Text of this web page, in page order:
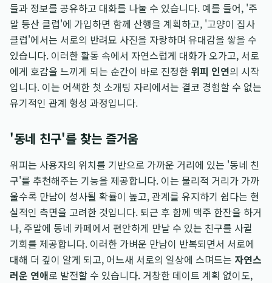
들과 정보를 공유하고 대화를 나눌 수 있습니다. 예를 들어, '주
말 등산 클럽'에 가입하면 함께 산행을 계획하고, '고양이 집사
클럽'에서는 서로의 반려묘 사진을 자랑하며 유대감을 쌓을 수
있습니다. 이러한 활동 속에서 자연스럽게 대화가 오가고, 서로
에게 호감을 느끼게 되는 순간이 바로 진정한 위피 인연의 시작
입니다. 이는 어색한 첫 소개팅 자리에서는 결코 경험할 수 없는
유기적인 관계 형성 과정입니다.
'동네 친구'를 찾는 즐거움
위피는 사용자의 위치를 기반으로 가까운 거리에 있는 '동네 친
구'를 추천해주는 기능을 제공합니다. 이는 물리적 거리가 가까
울수록 만남이 성사될 확률이 높고, 관계를 유지하기 쉽다는 현
실적인 측면을 고려한 것입니다. 퇴근 후 함께 맥주 한잔을 하거
나, 주말에 동네 카페에서 편안하게 만날 수 있는 친구를 사귈
기회를 제공합니다. 이러한 가벼운 만남이 반복되면서 서로에
대해 더 깊이 알게 되고, 어느새 서로의 일상에 스며드는 자연스
러운 연애로 발전할 수 있습니다. 거창한 데이트 계획 없이도,